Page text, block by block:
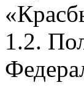
1.2.